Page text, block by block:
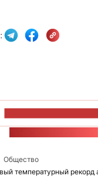
Общество
температурный рекорд